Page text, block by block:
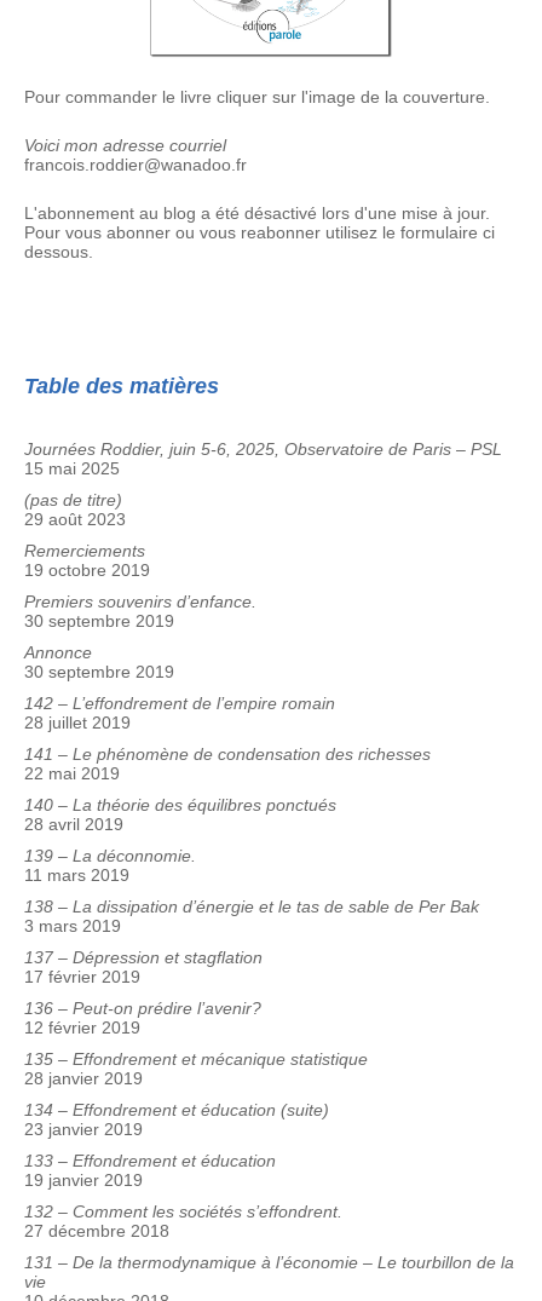
Pour commander le livre cliquer sur l'image de la couverture.
Voici mon adresse courriel
francois.roddier@wanadoo.fr
L'abonnement au blog a été désactivé lors d'une mise à jour.
Pour vous abonner ou vous reabonner utilisez le formulaire ci
dessous.
Table des matières
Journées Roddier, juin 5-6, 2025, Observatoire de Paris – PSL
15 mai 2025
(pas de titre)
29 août 2023
Remerciements
19 octobre 2019
Premiers souvenirs d’enfance.
30 septembre 2019
Annonce
30 septembre 2019
142 – L’effondrement de l’empire romain
28 juillet 2019
141 – Le phénomène de condensation des richesses
22 mai 2019
140 – La théorie des équilibres ponctués
28 avril 2019
139 – La déconnomie.
11 mars 2019
138 – La dissipation d’énergie et le tas de sable de Per Bak
3 mars 2019
137 – Dépression et stagflation
17 février 2019
136 – Peut-on prédire l’avenir?
12 février 2019
135 – Effondrement et mécanique statistique
28 janvier 2019
134 – Effondrement et éducation (suite)
23 janvier 2019
133 – Effondrement et éducation
19 janvier 2019
132 – Comment les sociétés s’effondrent.
27 décembre 2018
131 – De la thermodynamique à l’économie – Le tourbillon de la
vie